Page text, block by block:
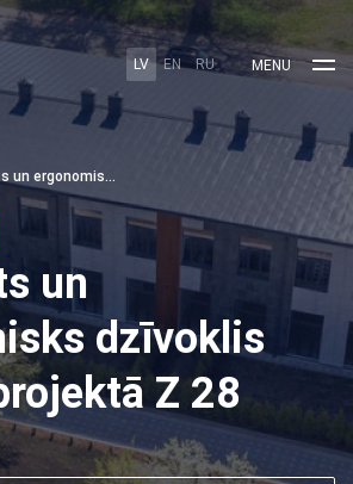
LV EN RU MENU
Kompakts un ergonomisks dzīvoklis jaunajā projektā Z 28
un
dzīvoklis
Z 28